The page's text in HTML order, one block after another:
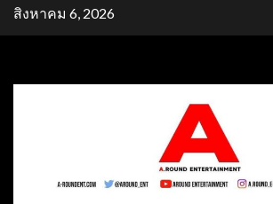
Skipสิงหาคม 6, 2026